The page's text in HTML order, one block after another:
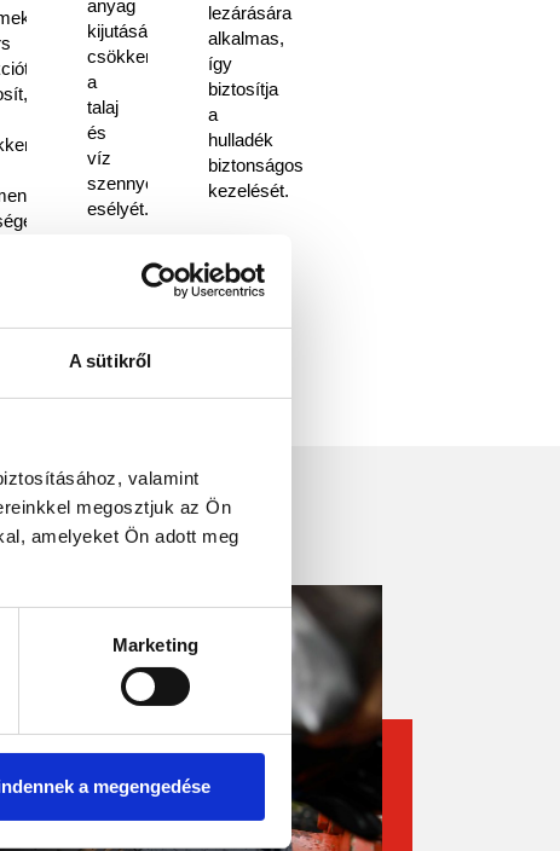
A sütikről
valamint
megosztjuk az Ön
amelyeket Ön adott meg
Marketing
a megengedése
anyag
kijutását,
csökkenti
a
talaj
és
víz
szennyeződésének
esélyét.
lezárására
alkalmas,
így
biztosítja
a
hulladék
biztonságos
kezelését.